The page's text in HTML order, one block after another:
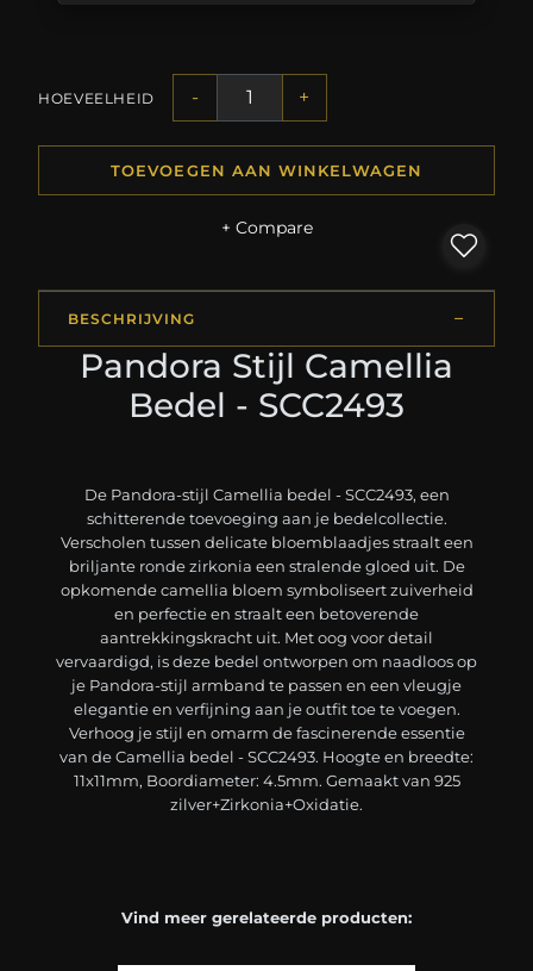
HOEVEELHEID - +
TOEVOEGEN AAN WINKELWAGEN
+ Compare
BESCHRIJVING
Pandora Stijl Camellia
Bedel - SCC2493
De Pandora-stijl Camellia bedel - SCC2493, een
schitterende toevoeging aan je bedelcollectie.
Verscholen tussen delicate bloemblaadjes straalt een
briljante ronde zirkonia een stralende gloed uit. De
opkomende camellia bloem symboliseert zuiverheid
en perfectie en straalt een betoverende
aantrekkingskracht uit. Met oog voor detail
vervaardigd, is deze bedel ontworpen om naadloos op
je Pandora-stijl armband te passen en een vleugje
elegantie en verfijning aan je outfit toe te voegen.
Verhoog je stijl en omarm de fascinerende essentie
van de Camellia bedel - SCC2493. Hoogte en breedte:
11x11mm, Boordiameter: 4.5mm. Gemaakt van 925
zilver+Zirkonia+Oxidatie.
Vind meer gerelateerde producten: